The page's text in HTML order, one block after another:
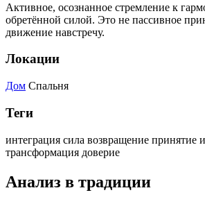
Активное, осознанное стремление к
обретённой силой. Это не пассивное
движение навстречу.
Локации
Дом Спальня
Теги
интеграция сила возвращение принятие
трансформация доверие
Анализ в традиции